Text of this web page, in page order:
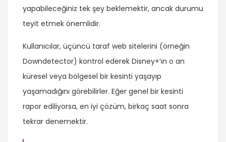
yapabileceğiniz tek şey beklemektir, ancak durumu
teyit etmek önemlidir.
Kullanıcılar, üçüncü taraf web sitelerini (örneğin
Downdetector) kontrol ederek Disney+’ın o an
küresel veya bölgesel bir kesinti yaşayıp
yaşamadığını görebilirler. Eğer genel bir kesinti
rapor ediliyorsa, en iyi çözüm, birkaç saat sonra
tekrar denemektir.